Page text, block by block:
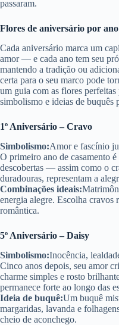
passaram.
Flores de aniversário por
Cada aniversário marca um
amor — e cada ano tem seu
mantendo a tradição ou
certa para o seu marco pode
um guia com as flores
simbolismo e ideias de buquês
1º Aniversário – Cravo
Simbolismo:Amor e fascínio
O primeiro ano de casamento
descobertas — assim como o
duradouras, representam a
Combinações ideais:
energia alegre. Escolha cravos
romântica.
5º Aniversário – Daisy
Simbolismo:Inocência,
Cinco anos depois, seu amor
charme simples e rosto
permanece forte ao longo das
Ideia de buquê:Um buquê
margaridas, lavanda e
cheio de aconchego.